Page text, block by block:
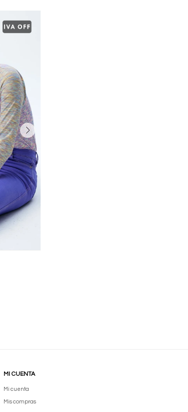
MI CUENTA
Mi cuenta
Mis compras